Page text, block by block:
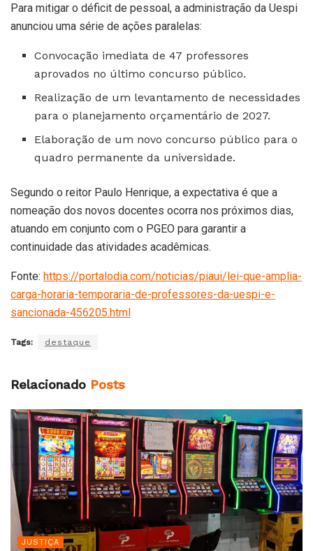
Para mitigar o déficit de pessoal, a administração da Uespi
anunciou uma série de ações paralelas:
Convocação imediata de 47 professores
aprovados no último concurso público.
Realização de um levantamento de necessidades
para o planejamento orçamentário de 2027.
Elaboração de um novo concurso público para o
quadro permanente da universidade.
Segundo o reitor Paulo Henrique, a expectativa é que a
nomeação dos novos docentes ocorra nos próximos dias,
atuando em conjunto com o PGEO para garantir a
continuidade das atividades acadêmicas.
Fonte: https://portalodia.com/noticias/piaui/lei-que-amplia-
carga-horaria-temporaria-de-professores-da-uespi-e-
sancionada-456205.html
Tags: destaque
Relacionado Posts
JUSTIÇA